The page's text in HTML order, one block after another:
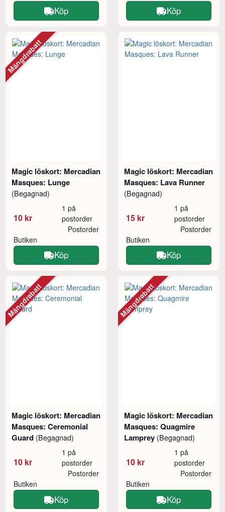
Köp Köp
Magic löskort: Mercadian
Masques: Lunge
(Begagnad)
10 kr
1 på
postorder
Butiken
Postorder
Köp
Mängdrabatt
Magic löskort: Mercadian
Masques: Lava Runner
(Begagnad)
15 kr
1 på
postorder
Butiken
Postorder
Köp
Magic löskort: Mercadian
Masques: Ceremonial
Guard (Begagnad)
10 kr
1 på
postorder
Butiken
Postorder
Köp
Mängdrabatt
Magic löskort: Mercadian
Masques: Quagmire
Lamprey (Begagnad)
10 kr
1 på
postorder
Butiken
Postorder
Köp
Mängdrabatt